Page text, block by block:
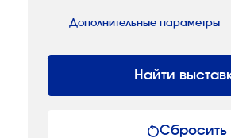
Дополнительные параметры
Найти
Сбросить